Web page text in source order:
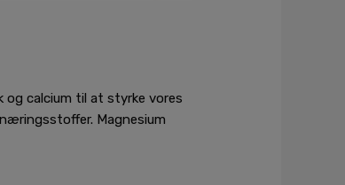
calcium til at styrke vores
Magnesium